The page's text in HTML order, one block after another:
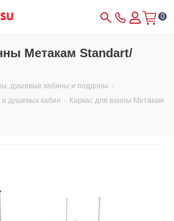
0
Метакам Standart/
душевые кабины и поддоны -
душевых кабин - Каркас для ванны Метакам